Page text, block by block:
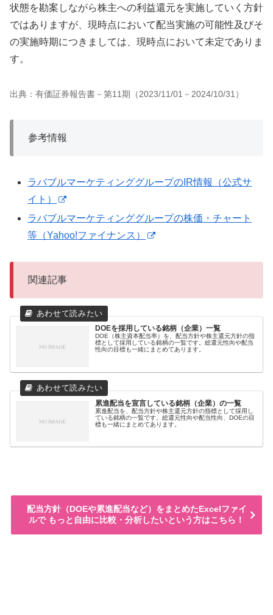
状態を勘案しながら株主への利益還元を実施していく方針
ではありますが、現時点において配当実施の可能性及びそ
の実施時期につきましては、現時点において未定でありま
す。
出典：有価証券報告書－第11期（2023/11/01－2024/10/31）
参考情報
ラバブルマーケティンググループのIR情報（公式サ
イト）
ラバブルマーケティンググループの株価・チャート
等（Yahoo!ファイナンス）
関連記事
DOEを採用している銘柄（企業）一覧
DOE（株主資本配当率）を、配当方針や株主還元方針の指
標として採用している銘柄の一覧です。総還元性向や配当
性向の目標も一緒にまとめてあります。
累進配当を宣言している銘柄（企業）の一覧
累進配当を、配当方針や株主還元方針の指標として採用し
ている銘柄の一覧です。総還元性向や配当性向、DOEの目
標も一緒にまとめてあります。
配当方針（DOEや累進配当など）をまとめたExcelファイ
ルで もっと自由に比較・分析したいという方はこちら！